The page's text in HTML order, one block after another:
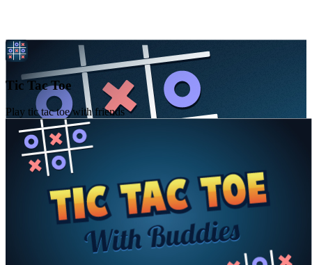
Tic Tac Toe
Play tic tac toe with friends